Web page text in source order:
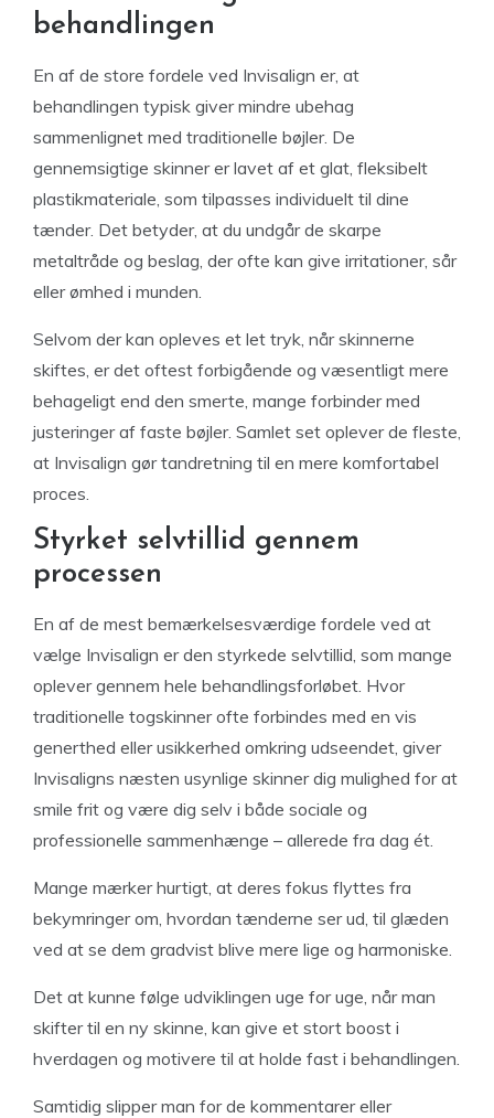
behandlingen
En af de store fordele ved Invisalign er, at
behandlingen typisk giver mindre ubehag
sammenlignet med traditionelle bøjler. De
gennemsigtige skinner er lavet af et glat, fleksibelt
plastikmateriale, som tilpasses individuelt til dine
tænder. Det betyder, at du undgår de skarpe
metaltråde og beslag, der ofte kan give irritationer, sår
eller ømhed i munden.
Selvom der kan opleves et let tryk, når skinnerne
skiftes, er det oftest forbigående og væsentligt mere
behageligt end den smerte, mange forbinder med
justeringer af faste bøjler. Samlet set oplever de fleste,
at Invisalign gør tandretning til en mere komfortabel
proces.
Styrket selvtillid gennem
processen
En af de mest bemærkelsesværdige fordele ved at
vælge Invisalign er den styrkede selvtillid, som mange
oplever gennem hele behandlingsforløbet. Hvor
traditionelle togskinner ofte forbindes med en vis
generthed eller usikkerhed omkring udseendet, giver
Invisaligns næsten usynlige skinner dig mulighed for at
smile frit og være dig selv i både sociale og
professionelle sammenhænge – allerede fra dag ét.
Mange mærker hurtigt, at deres fokus flyttes fra
bekymringer om, hvordan tænderne ser ud, til glæden
ved at se dem gradvist blive mere lige og harmoniske.
Det at kunne følge udviklingen uge for uge, når man
skifter til en ny skinne, kan give et stort boost i
hverdagen og motivere til at holde fast i behandlingen.
Samtidig slipper man for de kommentarer eller